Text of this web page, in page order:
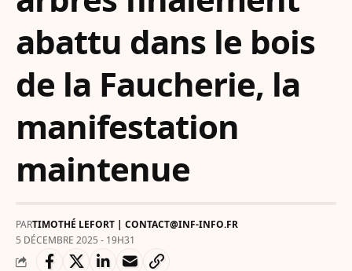
abattu dans le bois
de la Faucherie, la
manifestation
maintenue
PARTIMOTHÉ LEFORT | CONTACT@INF-INFO.FR
5 DÉCEMBRE 2025 - 19H31